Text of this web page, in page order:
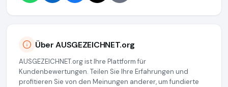
Über AUSGEZEICHNET.org
AUSGEZEICHNET.org ist Ihre Plattform für
Kundenbewertungen. Teilen Sie Ihre Erfahrungen und
profitieren Sie von den Meinungen anderer, um fundierte